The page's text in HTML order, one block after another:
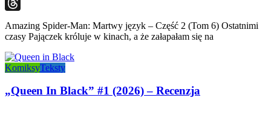
Snapchat
Amazing Spider-Man: Martwy język – Część 2 (Tom 6) Ostatnimi
czasy Pajączek króluje w kinach, a że załapałam się na
KomiksyTeksty
„Queen In Black” #1 (2026) – Recenzja